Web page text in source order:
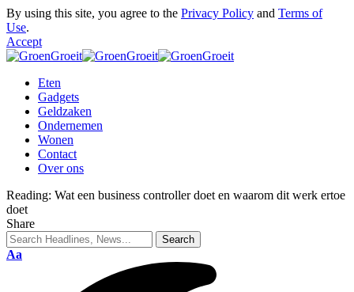
By using this site, you agree to the Privacy Policy and Terms of
Use.
Accept
Eten
Gadgets
Geldzaken
Ondernemen
Wonen
Contact
Over ons
Reading: Wat een business controller doet en waarom dit werk ertoe
doet
Share
Aa